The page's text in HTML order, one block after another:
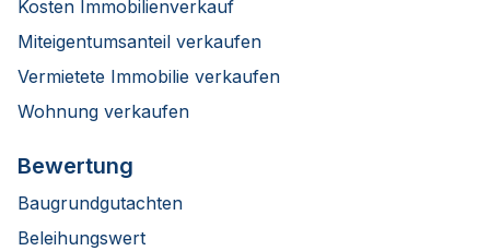
Kosten Immobilienverkauf
Miteigentumsanteil verkaufen
Vermietete Immobilie verkaufen
Wohnung verkaufen
Bewertung
Baugrundgutachten
Beleihungswert